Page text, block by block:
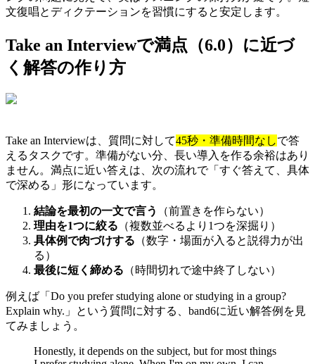
文復唱とディクテーションを習慣にすると安定します。
Take an Interviewで満点（6.0）に近づ
く解答の作り方
Take an Interviewは、質問に対して45秒・準備時間なしで答
えるタスクです。準備がない分、長い導入を作る余裕はあり
ません。満点に近い答えは、次の流れで「すぐ答えて、具体
で深める」形になっています。
結論を最初の一文で言う
（前置きを作らない）
理由を1つに絞る （複数並べるより1つを深掘り）
具体例で肉づけする （数字・場面が入ると説得力が出
る）
最後に短く締める （時間切れで途中終了しない）
例えば「Do you prefer studying alone or studying in a group?
Explain why.」という質問に対する、band6に近い解答例を見
てみましょう。
Honestly, it depends on the subject, but for most things